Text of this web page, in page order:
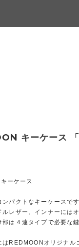
キーケース
ーケース
パクトなキーケースです
ルレザー、インナーには
部は４連タイプで必要な
はREDMOONオリジナル